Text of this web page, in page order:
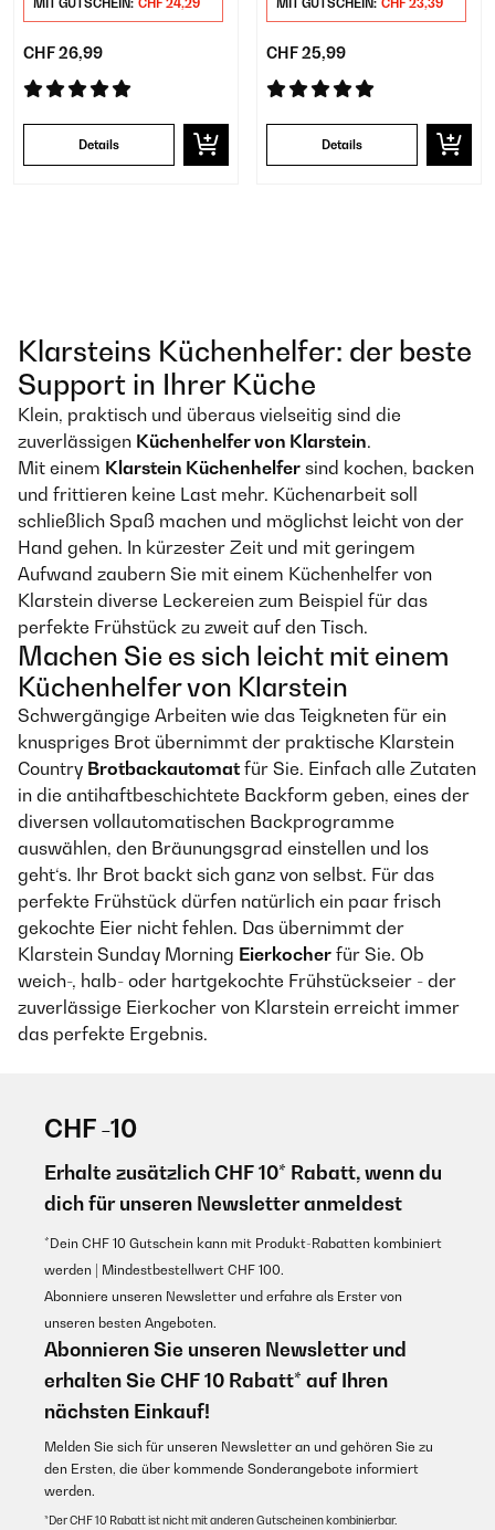
MIT GUTSCHEIN: CHF 24,29
CHF 26,99
Details
MIT GUTSCHEIN: CHF 23,39
CHF 25,99
Details
Klarsteins Küchenhelfer: der beste
Support in Ihrer Küche
Klein, praktisch und überaus vielseitig sind die
zuverlässigen Küchenhelfer von Klarstein.
Mit einem Klarstein Küchenhelfer sind kochen, backen
und frittieren keine Last mehr. Küchenarbeit soll
schließlich Spaß machen und möglichst leicht von der
Hand gehen. In kürzester Zeit und mit geringem
Aufwand zaubern Sie mit einem Küchenhelfer von
Klarstein diverse Leckereien zum Beispiel für das
perfekte Frühstück zu zweit auf den Tisch.
Machen Sie es sich leicht mit einem
Küchenhelfer von Klarstein
Schwergängige Arbeiten wie das Teigkneten für ein
knuspriges Brot übernimmt der praktische Klarstein
Country Brotbackautomat für Sie. Einfach alle Zutaten
in die antihaftbeschichtete Backform geben, eines der
diversen vollautomatischen Backprogramme
auswählen, den Bräunungsgrad einstellen und los
geht‘s. Ihr Brot backt sich ganz von selbst. Für das
perfekte Frühstück dürfen natürlich ein paar frisch
gekochte Eier nicht fehlen. Das übernimmt der
Klarstein Sunday Morning Eierkocher für Sie. Ob
weich-, halb- oder hartgekochte Frühstückseier - der
zuverlässige Eierkocher von Klarstein erreicht immer
das perfekte Ergebnis.
CHF -10
Erhalte zusätzlich CHF 10* Rabatt, wenn du
dich für unseren Newsletter anmeldest
*Dein CHF 10 Gutschein kann mit Produkt-Rabatten kombiniert
werden | Mindestbestellwert CHF 100.
Abonniere unseren Newsletter und erfahre als Erster von
unseren besten Angeboten.
Abonnieren Sie unseren Newsletter und
erhalten Sie CHF 10 Rabatt* auf Ihren
nächsten Einkauf!
Melden Sie sich für unseren Newsletter an und gehören Sie zu
den Ersten, die über kommende Sonderangebote informiert
werden.
*Der CHF 10 Rabatt ist nicht mit anderen Gutscheinen kombinierbar.